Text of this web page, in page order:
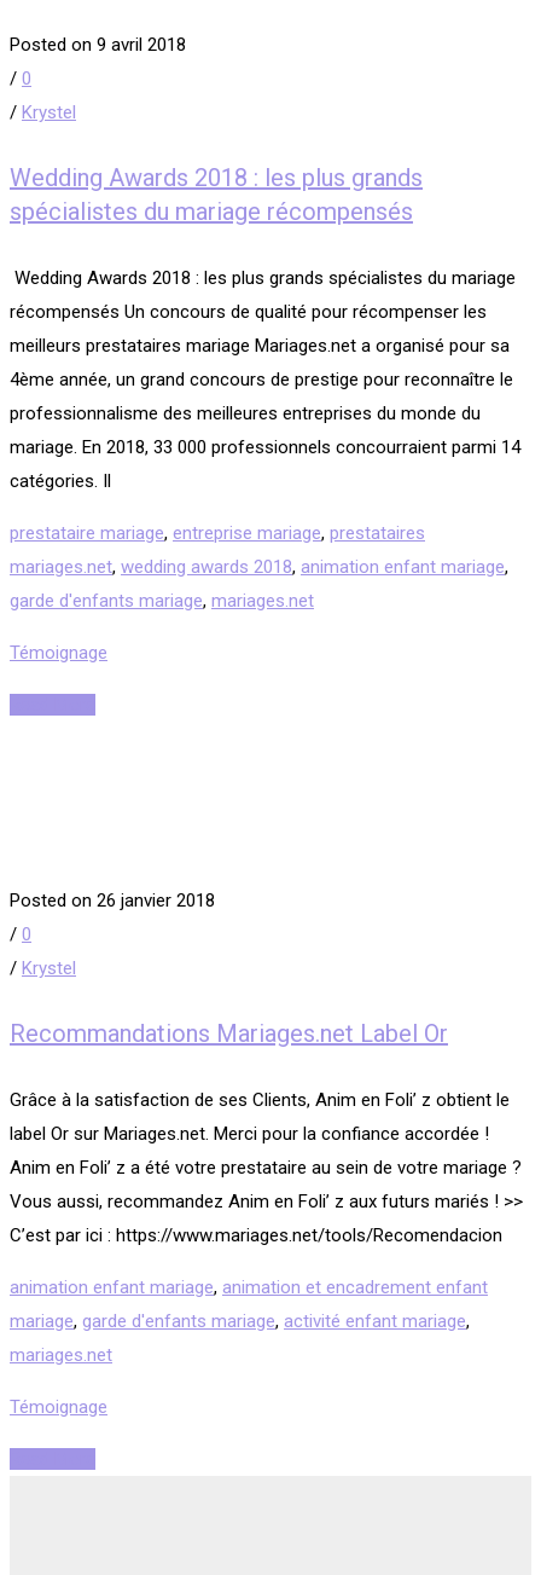
Posted on 9 avril 2018
/ 0
/ Krystel
Wedding Awards 2018 : les plus grands
spécialistes du mariage récompensés
​ Wedding Awards 2018 : les plus grands spécialistes du mariage
récompensés Un concours de qualité pour récompenser les
meilleurs prestataires mariage Mariages.net a organisé pour sa
4ème année, un grand concours de prestige pour reconnaître le
professionnalisme des meilleures entreprises du monde du
mariage. En 2018, 33 000 professionnels concourraient parmi 14
catégories. Il
prestataire mariage, entreprise mariage, prestataires
mariages.net, wedding awards 2018, animation enfant mariage,
garde d'enfants mariage, mariages.net
Témoignage
Posted on 26 janvier 2018
/ 0
/ Krystel
Recommandations Mariages.net Label Or
Grâce à la satisfaction de ses Clients, Anim en Foli’ z obtient le
label Or sur Mariages.net. Merci pour la confiance accordée !
Anim en Foli’ z a été votre prestataire au sein de votre mariage ?
Vous aussi, recommandez Anim en Foli’ z aux futurs mariés ! >>
C’est par ici : https://www.mariages.net/tools/Recomendacion
animation enfant mariage, animation et encadrement enfant
mariage, garde d'enfants mariage, activité enfant mariage,
mariages.net
Témoignage